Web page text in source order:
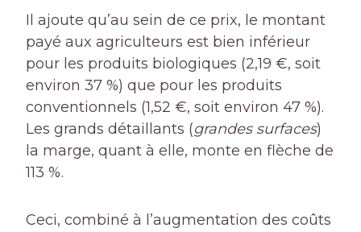
Il ajoute qu’au sein de ce prix, le montant
payé aux agriculteurs est bien inférieur
pour les produits biologiques (2,19 €, soit
environ 37 %) que pour les produits
conventionnels (1,52 €, soit environ 47 %).
Les grands détaillants (grandes surfaces)
la marge, quant à elle, monte en flèche de
113 %.
Ceci, combiné à l’augmentation des coûts